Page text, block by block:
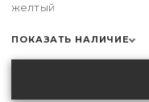
желтый
ПОКАЗАТЬ НАЛИЧИЕ